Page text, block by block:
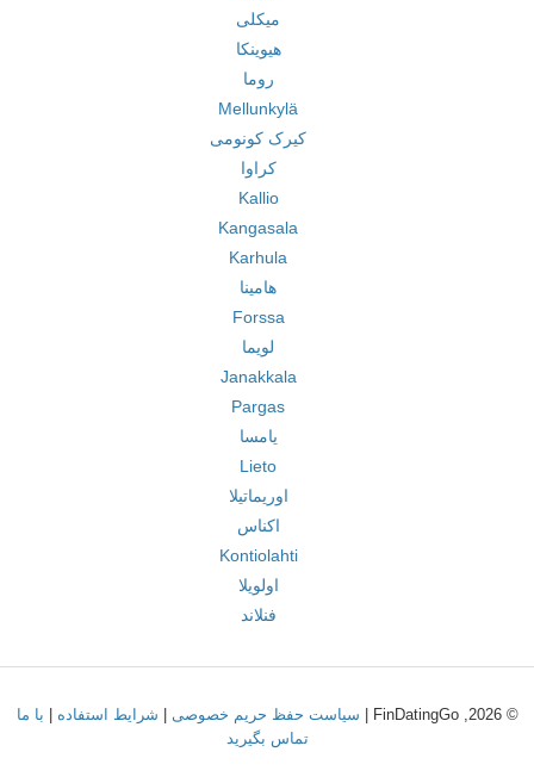
میکلی
هیوینکا
روما
Mellunkylä
کیرک کونومی
کراوا
Kallio
Kangasala
Karhula
هامینا
Forssa
لویما
Janakkala
Pargas
یامسا
Lieto
اوریماتیلا
اکناس
Kontiolahti
اولویلا
فنلاند
© 2026, FinDatingGo | سیاست حفظ حریم خصوصی شرایط استفاده
با ما
تماس بگیرید